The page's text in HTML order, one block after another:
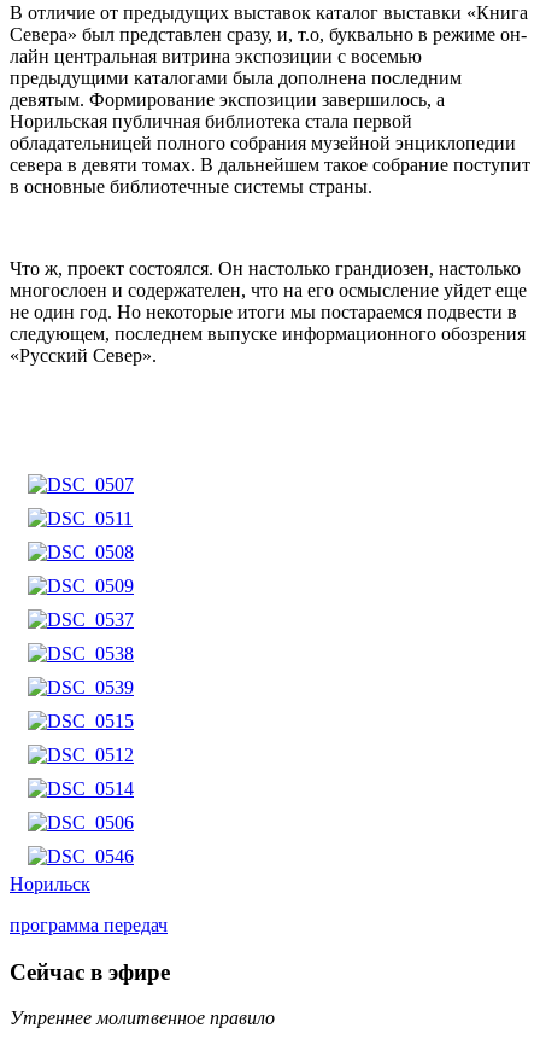
В отличие от предыдущих выставок каталог выставки «Книга
Севера» был представлен сразу, и, т.о, буквально в режиме он-
лайн центральная витрина экспозиции с восемью
предыдущими каталогами была дополнена последним
девятым. Формирование экспозиции завершилось, а
Норильская публичная библиотека стала первой
обладательницей полного собрания музейной энциклопедии
севера в девяти томах. В дальнейшем такое собрание поступит
в основные библиотечные системы страны.
Что ж, проект состоялся. Он настолько грандиозен, настолько
многослоен и содержателен, что на его осмысление уйдет еще
не один год. Но некоторые итоги мы постараемся подвести в
следующем, последнем выпуске информационного обозрения
«Русский Север».
Норильск
программа передач
Сейчас в эфире
Утреннее молитвенное правило